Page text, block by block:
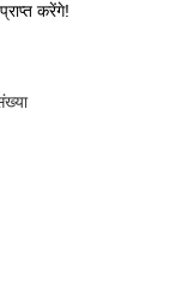
करेंगे!